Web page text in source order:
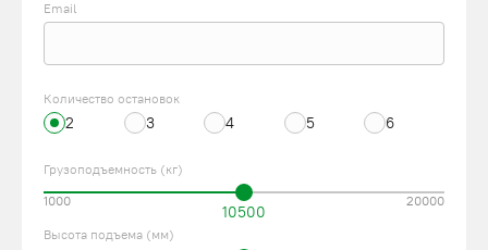
ПРЕИМУЩЕСТВА ДВУХМАЧТОВЫХ ПОДЪЕМНИКОВ
ПодъемЛифт:
безопасность;
компактность при хранении;
высокая производительность;
Email
Количество остановок
2 3 4 5 6
Грузоподъемность (кг)
10500
1000 20000
Высота подъема (мм)